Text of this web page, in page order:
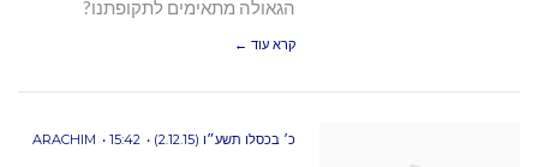
הגאולה מתאימים לתקופתנו?
קרא עוד ←
כ׳ בכסלו תשע״ו (2.12.15) 15:42
ARACHIM